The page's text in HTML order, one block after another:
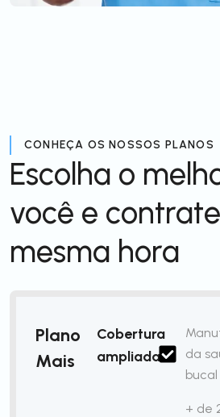
CONHEÇA OS NOSSOS PLANOS
Escolha o
você e
mesma hora
Plano
Mais
Cobertura
ampliada
da
bucal
+ de